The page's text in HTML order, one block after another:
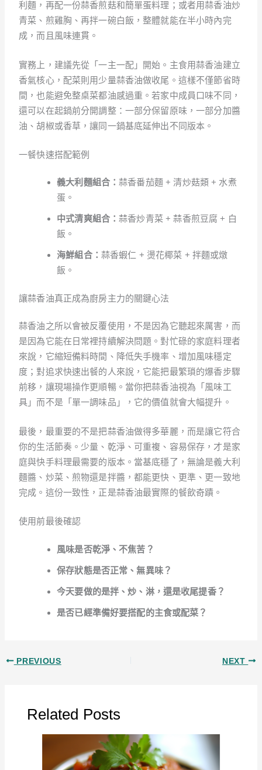
利麵，再配一份蒜香煎菇和簡單蛋料理；或者用蒜香油炒
青菜、煎雞胸、再拌一碗白飯，整體就能在半小時內完
成，而且風味連貫。
實務上，建議先從「一主一配」開始。主食用蒜香油建立
香氣核心，配菜則用少量蒜香油做收尾。這樣不僅節省時
間，也能避免整桌菜都油感過重。若家中成員口味不同，
還可以在起鍋前分開調整：一部分保留原味，一部分加醬
油、胡椒或香草，讓同一鍋基底延伸出不同版本。
一餐快速搭配範例
義大利麵組合：蒜香番茄麵 + 清炒菇類 + 水煮
蛋。
中式清爽組合：蒜香炒青菜 + 蒜香煎豆腐 + 白
飯。
海鮮組合： 蒜香蝦仁 + 燙花椰菜 + 拌麵或燉
飯。
讓蒜香油真正成為廚房主力的關鍵心法
蒜香油之所以會被反覆使用，不是因為它聽起來厲害，而
是因為它能在日常裡持續解決問題。對忙碌的家庭料理者
來說，它縮短備料時間、降低失手機率、增加風味穩定
度；對追求快速出餐的人來說，它能把最繁瑣的爆香步驟
前移，讓現場操作更順暢。當你把蒜香油視為「風味工
具」而不是「單一調味品」，它的價值就會大幅提升。
最後，最重要的不是把蒜香油做得多華麗，而是讓它符合
你的生活節奏。少量、乾淨、可重複、容易保存，才是家
庭與快手料理最需要的版本。當基底穩了，無論是義大利
麵醬、炒菜、煎物還是拌醬，都能更快、更準、更一致地
完成。這份一致性，正是蒜香油最實際的餐飲奇蹟。
使用前最後確認
風味是否乾淨、不焦苦？
保存狀態是否正常、無異味？
今天要做的是拌、炒、淋，還是收尾提香？
是否已經準備好要搭配的主食或配菜？
PREVIOUS NEXT
Related Posts